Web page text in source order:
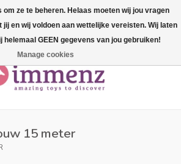
15 meter
om ze te beheren. Helaas moeten wij jou vragen
en wij voldoen aan wettelijke vereisten. Wij laten
helemaal GEEN gegevens van jou gebruiken!
Manage cookies